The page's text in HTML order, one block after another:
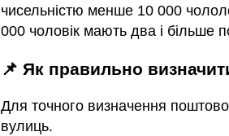
чисельністю менше 10 000
000 чоловік мають два і більше
📌 Як правильно
Для точного визначення
вулиць.